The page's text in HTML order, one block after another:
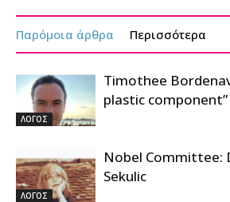
Παρόμοια άρθρα Περισσότερα
ΛΟΓΟΣ
Timothee
plastic component”
ΛΟΓΟΣ
Nobel Committee:
Sekulic